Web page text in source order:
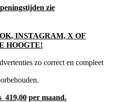
zie
INSTAGRAM, X OF
HOOGTE!
zo correct en compleet
419,00 per maand.